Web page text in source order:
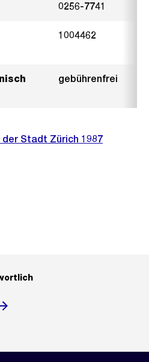
0256-7741
1004462
gebührenfrei
Stadt Zürich 1987